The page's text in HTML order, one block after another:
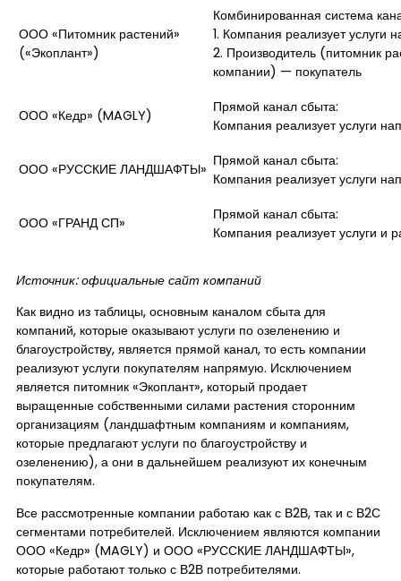
ООО «Питомник растений»
(«Экоплант»)
Комбинированная система
1. Компания реализует услуги
2. Производитель (питомник
компании) — покупатель
ООО «Кедр» (MAGLY)
Прямой канал сбыта:
Компания реализует услуги
ООО «РУССКИЕ ЛАНДШАФТЫ» Прямой канал сбыта:
Компания реализует услуги
ООО «ГРАНД СП»
Прямой канал сбыта:
Компания реализует услуги и
Источник: официальные сайт компаний
Как видно из таблицы, основным каналом сбыта для
компаний, которые оказывают услуги по озеленению и
благоустройству, является прямой канал, то есть компании
реализуют услуги покупателям напрямую. Исключением
является питомник «Экоплант», который продает
выращенные собственными силами растения сторонним
организациям (ландшафтным компаниям и компаниям,
которые предлагают услуги по благоустройству и
озеленению), а они в дальнейшем реализуют их конечным
покупателям.
Все рассмотренные компании работаю как с В2В, так и с В2С
сегментами потребителей. Исключением являются компании
ООО «Кедр» (MAGLY) и ООО «РУССКИЕ ЛАНДШАФТЫ»,
которые работают только с В2В потребителями.